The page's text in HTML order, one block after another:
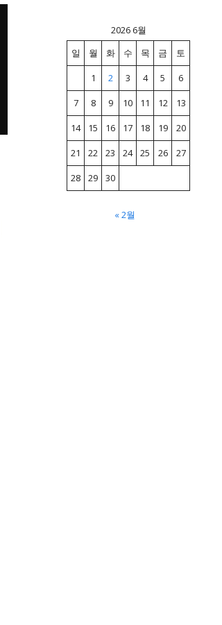
2026 6월
일
월 화 수 목 금
토
1
2 3 4 5
6
7
8 9 10 11 12
13
14
15 16 17 18 19
20
21
22 23 24 25 26
27
28
29 30
« 2월